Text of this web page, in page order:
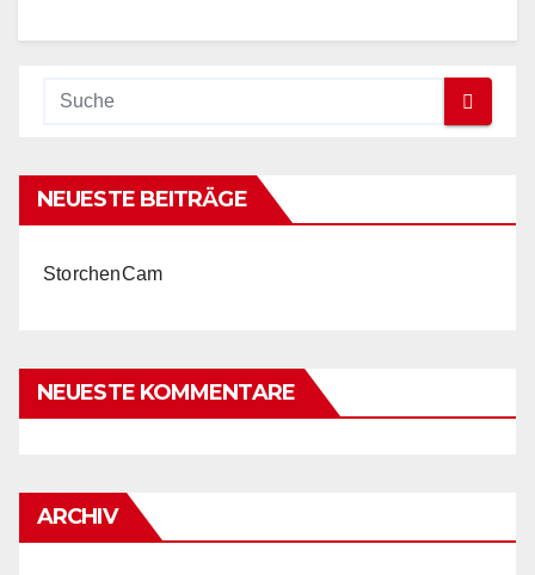
NEUESTE BEITRÄGE
StorchenCam
NEUESTE KOMMENTARE
ARCHIV